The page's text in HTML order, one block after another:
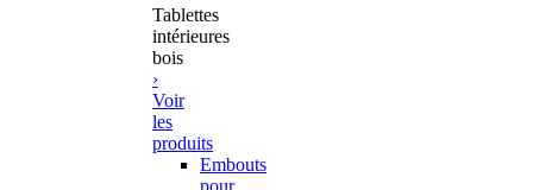
Tablettes
intérieures
bois
›
Voir
les
produits
Embouts
pour